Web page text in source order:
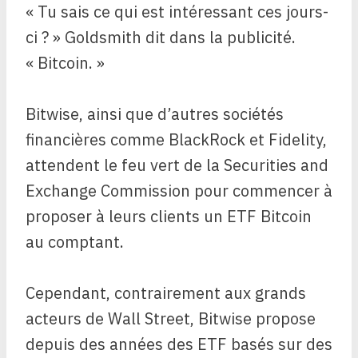
« Tu sais ce qui est intéressant ces jours-
ci ? » Goldsmith dit dans la publicité.
« Bitcoin. »
Bitwise, ainsi que d’autres sociétés
financières comme BlackRock et Fidelity,
attendent le feu vert de la Securities and
Exchange Commission pour commencer à
proposer à leurs clients un ETF Bitcoin
au comptant.
Cependant, contrairement aux grands
acteurs de Wall Street, Bitwise propose
depuis des années des ETF basés sur des